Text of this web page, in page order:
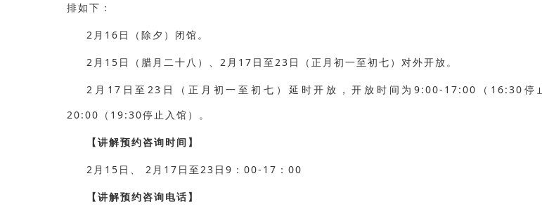
排如下：
2月16日（除夕）闭馆。
2月15日（腊月二十八）、2月17日至23日（正月初一至初七）对外开放。
2月17日至23日（正月初一至初七）延时开放，开放时间为9:00-17:00（16:30
20:00（19:30停止入馆）。
【讲解预约咨询时间】
2月15日、 2月17日至23日9：00-17：00
【讲解预约咨询电话】